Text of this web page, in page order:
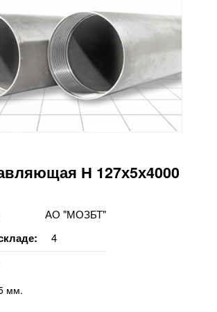
Н 127х5х4000
АО "МОЗБТ"
4
мм.